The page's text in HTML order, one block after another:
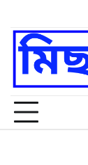
content